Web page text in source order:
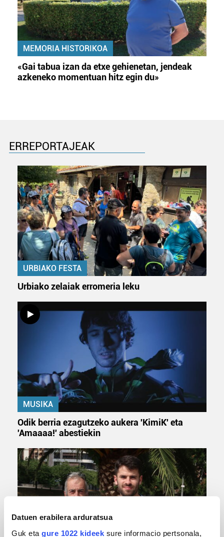
Datuen erabilera arduratsua
Guk eta gure 1022 kideek sure informacio pertsonala,
MEMORIA HISTORIKOA
«Gai tabua izan da etxe gehienetan, jendeak
azkeneko momentuan hitz egin du»
ERREPORTAJEAK
URBIAKO FESTA
Urbiako zelaiak erromeria leku
MUSIKA
Odik berria ezagutzeko aukera 'KimiK' eta
'Amaaaa!' abestiekin